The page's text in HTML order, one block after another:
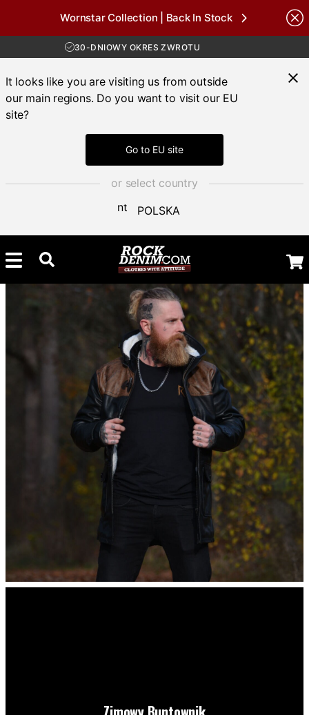
Wornstar Collection | Back In Stock
30-DNIOWY OKRES ZWROTU
DOSTAWA 4-7 DNI
DARMOWA WYSYŁKA POWYŻEJ 450 ZŁ
It looks like you are visiting us from outside
our main regions. Do you want to visit our EU
site?
Go to EU site
or select country
POLSKA